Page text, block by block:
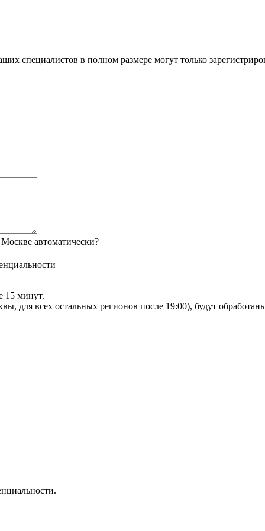
специалистов в полном размере могут только
автоматически?
15 минут.
для всех остальных регионов после 19:00), будут